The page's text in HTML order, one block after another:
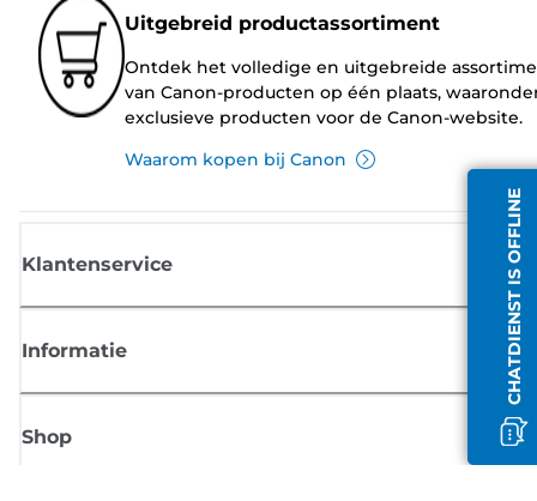
CHATDIENST IS OFFLINE
Uitgebreid productassortiment
Ontdek het volledige en uitgebreide
van Canon-producten op één plaats,
exclusieve producten voor de Canon-website.
Waarom kopen bij Canon
Klantenservice
Informatie
Shop